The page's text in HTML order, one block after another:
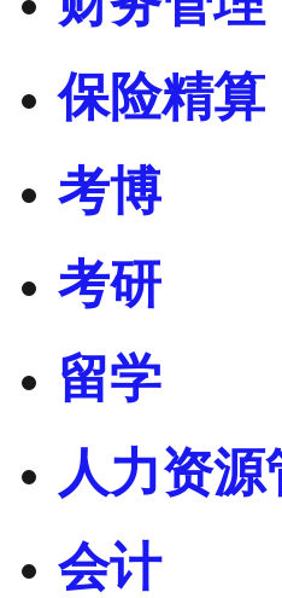
保险精算
考博
考研
留学
人力资源
会计